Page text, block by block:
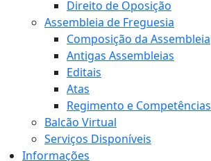
Direito de Oposição
Assembleia de Freguesia
Composição da Assembleia
Antigas Assembleias
Editais
Atas
Regimento e Competências
Balcão Virtual
Serviços Disponíveis
Informações